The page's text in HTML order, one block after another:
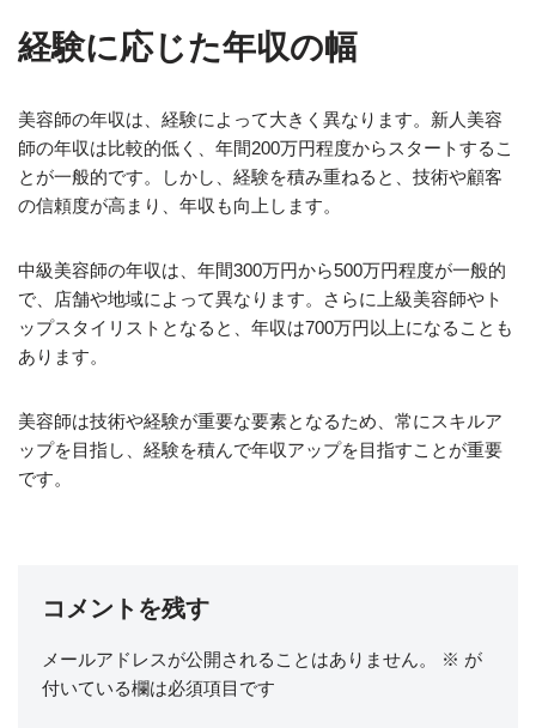
経験に応じた年収の幅
美容師の年収は、経験によって大きく異なります。新人美容
師の年収は比較的低く、年間200万円程度からスタートするこ
とが一般的です。しかし、経験を積み重ねると、技術や顧客
の信頼度が高まり、年収も向上します。
中級美容師の年収は、年間300万円から500万円程度が一般的
で、店舗や地域によって異なります。さらに上級美容師やト
ップスタイリストとなると、年収は700万円以上になることも
あります。
美容師は技術や経験が重要な要素となるため、常にスキルア
ップを目指し、経験を積んで年収アップを目指すことが重要
です。
コメントを残す
メールアドレスが公開されることはありません。 ※ が
付いている欄は必須項目です